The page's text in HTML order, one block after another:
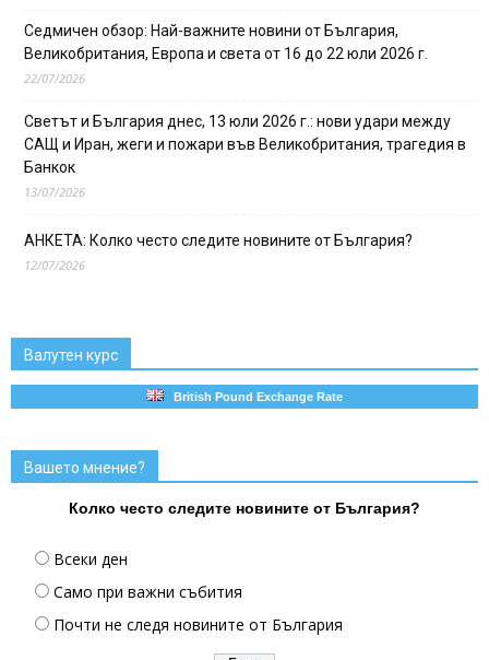
Седмичен обзор: Най-важните новини от България,
Великобритания, Европа и света от 16 до 22 юли 2026 г.
22/07/2026
Светът и България днес, 13 юли 2026 г.: нови удари между
САЩ и Иран, жеги и пожари във Великобритания, трагедия в
Банкок
13/07/2026
АНКЕТА: Колко често следите новините от България?
12/07/2026
Валутен курс
British Pound Exchange Rate
Вашето мнение?
Колко често следите новините от България?
Всеки ден
Само при важни събития
Почти не следя новините от България